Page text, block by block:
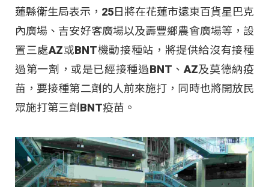
蓮縣衛生局表示，25日將在花蓮市遠東百貨星巴克
內廣場、吉安好客廣場以及壽豐鄉農會廣場等，設
置三處AZ或BNT機動接種站，將提供給沒有接種
過第一劑，或是已經接種過BNT、AZ及莫德納疫
苗，要接種第二劑的人前來施打，同時也將開放民
眾施打第三劑BNT疫苗。